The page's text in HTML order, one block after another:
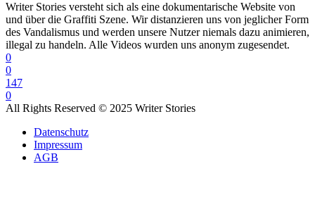
Writer Stories versteht sich als eine dokumentarische Website von
und über die Graffiti Szene. Wir distanzieren uns von jeglicher Form
des Vandalismus und werden unsere Nutzer niemals dazu animieren,
illegal zu handeln. Alle Videos wurden uns anonym zugesendet.
0
0
147
0
All Rights Reserved © 2025 Writer Stories
Datenschutz
Impressum
AGB